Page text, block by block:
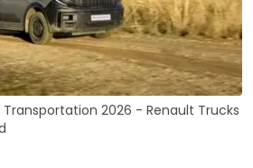
Transportation 2026 - Renault Trucks